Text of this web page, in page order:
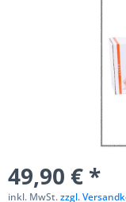
49,90 € *
inkl. MwSt.zzgl.